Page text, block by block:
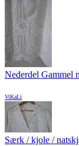
Nederdel Gammel
ViKaLi
Særk / kjole /